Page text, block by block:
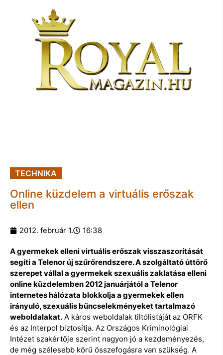
TECHNIKA
Online küzdelem a virtuális erőszak
ellen
2012. február 1. 16:38
A gyermekek elleni virtuális erőszak visszaszorítását
segíti a Telenor új szűrőrendszere. A szolgáltató úttörő
szerepet vállal a gyermekek szexuális zaklatása elleni
online küzdelemben 2012 januárjától a Telenor
internetes hálózata blokkolja a gyermekek ellen
irányuló, szexuális bűncselekményeket tartalmazó
weboldalakat. A káros weboldalak tiltólistáját az ORFK
és az Interpol biztosítja. Az Országos Kriminológiai
Intézet szakértője szerint nagyon jó a kezdeményezés,
de még szélesebb körű összefogásra van szükség. A